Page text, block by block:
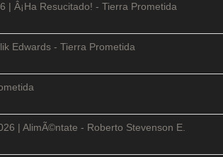
| Â¡Ha Resucitado! - Tierra Prometida
Edwards - Tierra Prometida
| AlimÃ©ntate - Roberto Stevenson E.